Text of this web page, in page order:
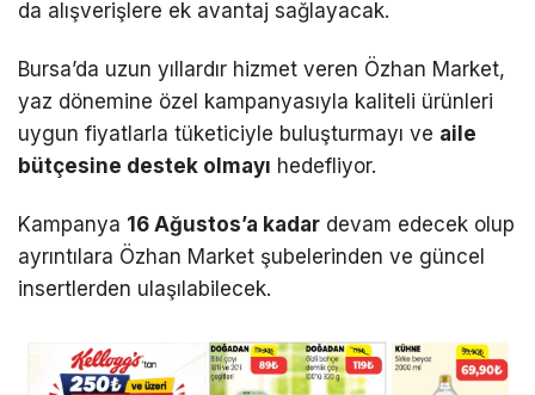
da alışverişlere ek avantaj sağlayacak.
Bursa’da uzun yıllardır hizmet veren Özhan Market,
yaz dönemine özel kampanyasıyla kaliteli ürünleri
uygun fiyatlarla tüketiciyle buluşturmayı ve aile
bütçesine destek olmayı hedefliyor.
Kampanya 16 Ağustos’a kadar devam edecek olup
ayrıntılara Özhan Market şubelerinden ve güncel
insertlerden ulaşılabilecek.